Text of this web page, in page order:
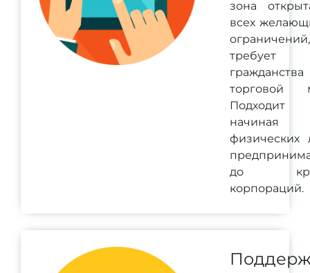
зона
всех
требует
торговой
Подходит
до
корпораций.